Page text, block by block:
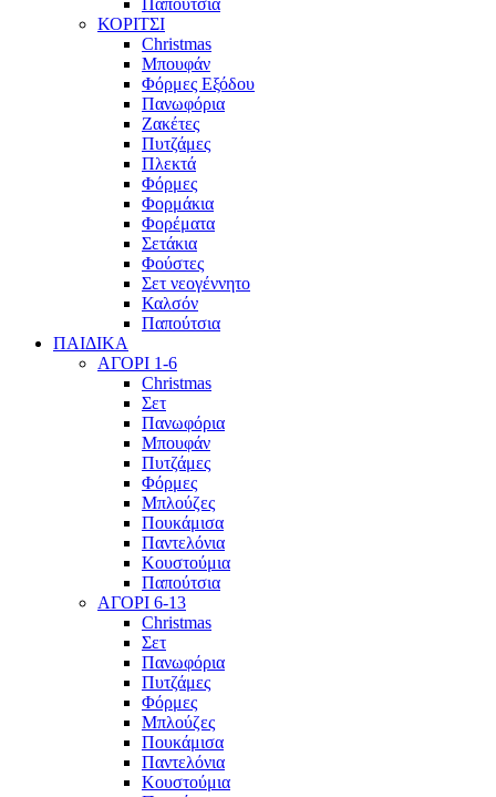
Παπούτσια
ΚΟΡΙΤΣΙ
Christmas
Μπουφάν
Φόρμες Εξόδου
Πανωφόρια
Ζακέτες
Πυτζάμες
Πλεκτά
Φόρμες
Φορμάκια
Φορέματα
Σετάκια
Φούστες
Σετ νεογέννητο
Καλσόν
Παπούτσια
ΠΑΙΔΙΚΑ
ΑΓΟΡΙ 1-6
Christmas
Σετ
Πανωφόρια
Μπουφάν
Πυτζάμες
Φόρμες
Μπλούζες
Πουκάμισα
Παντελόνια
Κουστούμια
Παπούτσια
ΑΓΟΡΙ 6-13
Christmas
Σετ
Πανωφόρια
Πυτζάμες
Φόρμες
Μπλούζες
Πουκάμισα
Παντελόνια
Κουστούμια